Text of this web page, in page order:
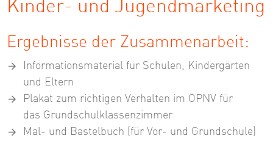
Kinder- und Jugendmarketing
Ergebnisse der Zusammenarbeit:
Informationsmaterial für Schulen, Kindergärten
und Eltern
Plakat zum richtigen Verhalten im ÖPNV für
das Grundschulklassenzimmer
Mal- und Bastelbuch (für Vor- und Grundschule)